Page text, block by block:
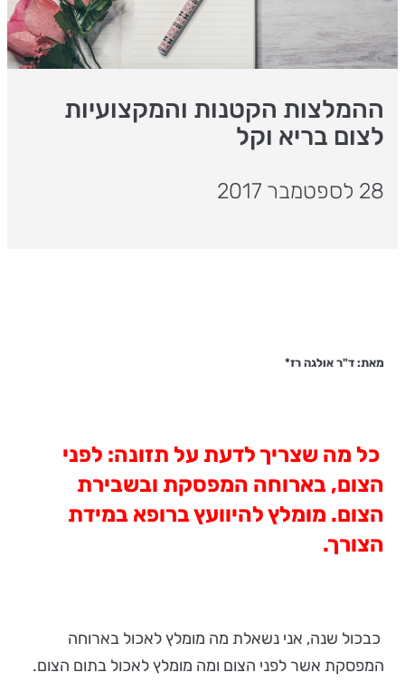
ההמלצות הקטנות והמקצועיות
לצום בריא וקל
28 לספטמבר 2017
מאת: ד"ר אולגה רז*
כל מה שצריך לדעת על תזונה: לפני
הצום, בארוחה המפסקת ובשבירת
הצום. מומלץ להיוועץ ברופא במידת
הצורך.
כבכול שנה, אני נשאלת מה מומלץ לאכול בארוחה
המפסקת אשר לפני הצום ומה מומלץ לאכול בתום הצום.